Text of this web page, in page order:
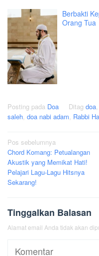
Berbakti
Orang Tua
Posting pada Doa Ditag doa,
saleh, doa nabi adam, Rabbi
Navigasi
pos
Pos sebelumnya
Chord Komang: Petualangan
Akustik yang Memikat Hati!
Pelajari Lagu-Lagu Hitsnya
Sekarang!
Tinggalkan Balasan
Alamat email Anda tidak akan